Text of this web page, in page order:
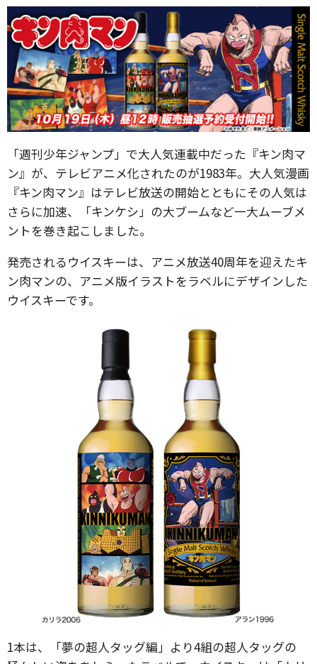
「週刊少年ジャンプ」で大人気連載中だった『キン肉マ
ン』が、テレビアニメ化されたのが1983年。大人気漫画
『キン肉マン』はテレビ放送の開始とともにその人気は
さらに加速、「キンケシ」の大ブームなど一大ムーブメ
ントを巻き起こしました。
発売されるウイスキーは、アニメ放送40周年を迎えたキ
ン肉マンの、アニメ版イラストをラベルにデザインした
ウイスキーです。
1本は、「夢の超人タッグ編」より4組の超人タッグの